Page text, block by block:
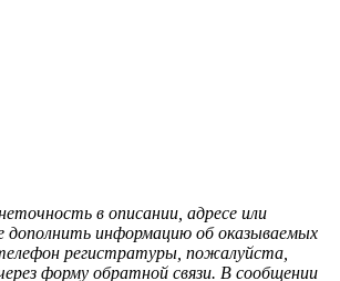
в описании, адресе или
информацию об оказываемых
регистратуры, пожалуйста,
форму обратной связи. В сообщении